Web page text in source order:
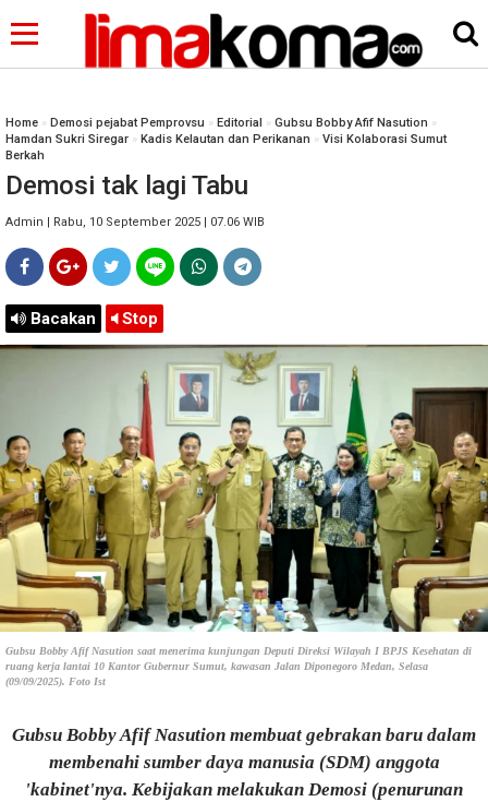
Home » Demosi pejabat Pemprovsu » Editorial » Gubsu Bobby Afif Nasution »
Hamdan Sukri Siregar » Kadis Kelautan dan Perikanan » Visi Kolaborasi Sumut
Berkah
Demosi tak lagi Tabu
Admin | Rabu, 10 September 2025 | 07.06 WIB
Bacakan Stop
Gubsu Bobby Afif Nasution saat menerima kunjungan Deputi Direksi Wilayah I BPJS Kesehatan di
ruang kerja lantai 10 Kantor Gubernur Sumut, kawasan Jalan Diponegoro Medan, Selasa
(09/09/2025). Foto Ist
Gubsu Bobby Afif Nasution membuat gebrakan baru dalam
membenahi sumber daya manusia (SDM) anggota
'kabinet'nya. Kebijakan melakukan Demosi (penurunan